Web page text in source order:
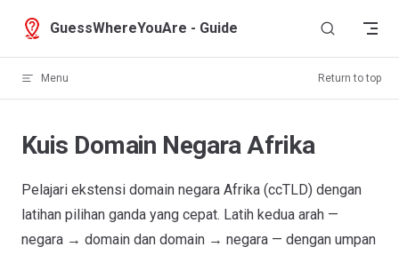
Skip to content
GuessWhereYouAre - Guide
Menu Return to top
Kuis Domain Negara Afrika
Pelajari ekstensi domain negara Afrika (ccTLD) dengan
latihan pilihan ganda yang cepat. Latih kedua arah —
negara → domain dan domain → negara — dengan umpan